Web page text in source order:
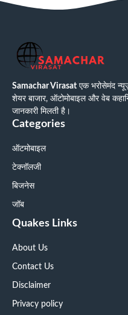
Samachar Virasat एक भरोसेमंद
शेयर बाजार, ऑटोमोबाइल और वेब
जानकारी मिलती है।
Categories
ऑटमोबाइल
टेक्नॉलजी
बिजनेस
जॉब
Quakes Links
About Us
Contact Us
Disclaimer
Privacy policy